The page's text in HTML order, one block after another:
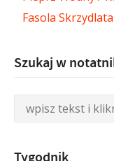
Fasola
Szukaj w